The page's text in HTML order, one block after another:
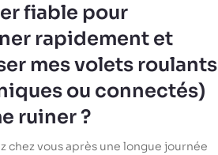
fiable pour
rapidement et
mes volets roulants
ou connectés)
ruiner ?
chez vous après une longue journée